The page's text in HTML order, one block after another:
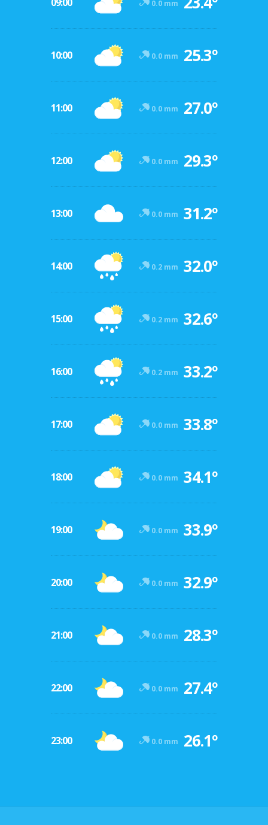
0.0 mm
10:00 0.0 mm 25.3º
11:00 0.0 mm 27.0º
12:00 0.0 mm 29.3º
13:00 0.0 mm 31.2º
14:00 0.2 mm 32.0º
15:00 0.2 mm 32.6º
16:00 0.2 mm 33.2º
17:00 0.0 mm 33.8º
18:00 0.0 mm 34.1º
19:00 0.0 mm 33.9º
20:00 0.0 mm 32.9º
21:00 0.0 mm 28.3º
22:00 0.0 mm 27.4º
23:00 0.0 mm 26.1º